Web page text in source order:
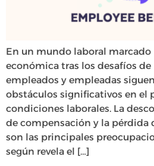
En un mundo laboral marcado
económica tras los desafíos
empleados y empleadas
obstáculos significativos en el
condiciones laborales. La
de compensación y la pérdida
son las principales
según revela el […]